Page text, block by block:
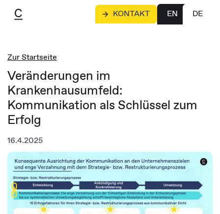
KONTAKT EN DE
Zur Startseite
Veränderungen im
Krankenhausumfeld:
Kommunikation als Schlüssel zum
Erfolg
16.4.2025